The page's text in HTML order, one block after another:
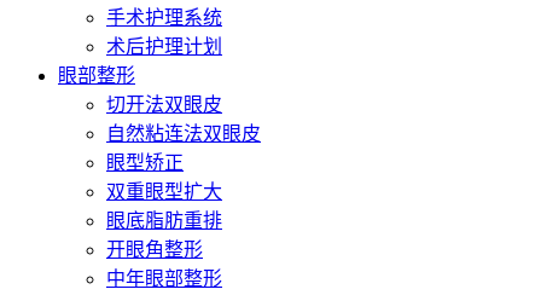
手术护理系统
术后护理计划
眼部整形
切开法双眼皮
自然粘连法双眼皮
眼型矫正
双重眼型扩大
眼底脂肪重排
开眼角整形
中年眼部整形